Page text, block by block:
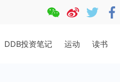
DDB投资笔记 运动 读书